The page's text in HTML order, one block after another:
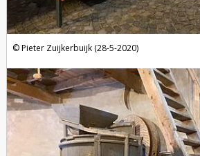
Pieter Zuijkerbuijk (28-5-2020)